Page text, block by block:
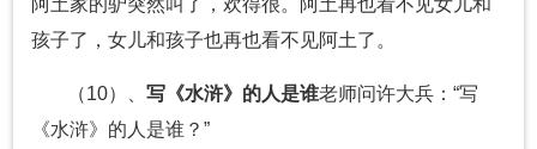
孩子了，女儿和孩子也再也看不见阿土了。
（10）、 写《水浒》的人是谁老师问许大兵：“写
《水浒》的人是谁？”